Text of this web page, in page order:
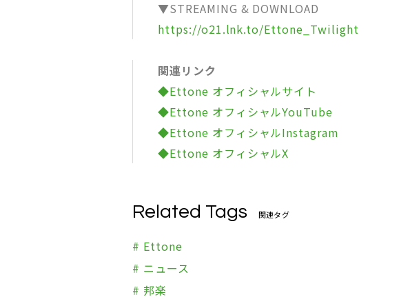
▼STREAMING & DOWNLOAD
https://o21.lnk.to/Ettone_Twilight
関連リンク
◆Ettone オフィシャルサイト
◆Ettone オフィシャルYouTube
◆Ettone オフィシャルInstagram
◆Ettone オフィシャルX
Related Tags 関連タグ
# Ettone
# ニュース
# 邦楽